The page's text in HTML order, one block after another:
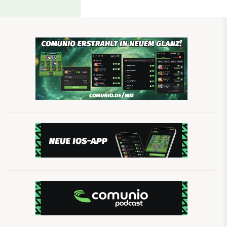
Gonzalo Castro(Borussia Dortmund,
Einzig aufgrund einer Gelbsperre sank Gonzalo
schwer verletzt hat
, ist der Mittelfeldstratege
BVB geht es gegen Bremen um Platz drei – also
Einen Spieler von diesem Kaliber gibt es bei
die Manager besonders gelegen, bei denen die
Ein Muskelfaserriss zwang Herthas
Plattenhardt zurück. Im vorletzten Saisonspiel
dieser Saison. Sechs Comunio-Punkte kamen
Saison.
Auch der aktuell günstige Plattenhardt ist eine
Aufstellungs-Analyse: Wagner auf